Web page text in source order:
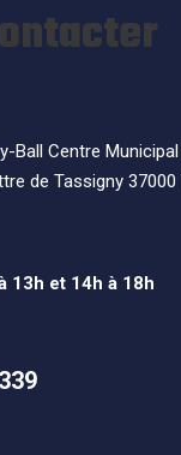
Ball Centre
de Tassigny 37000
13h et 14h à 18h